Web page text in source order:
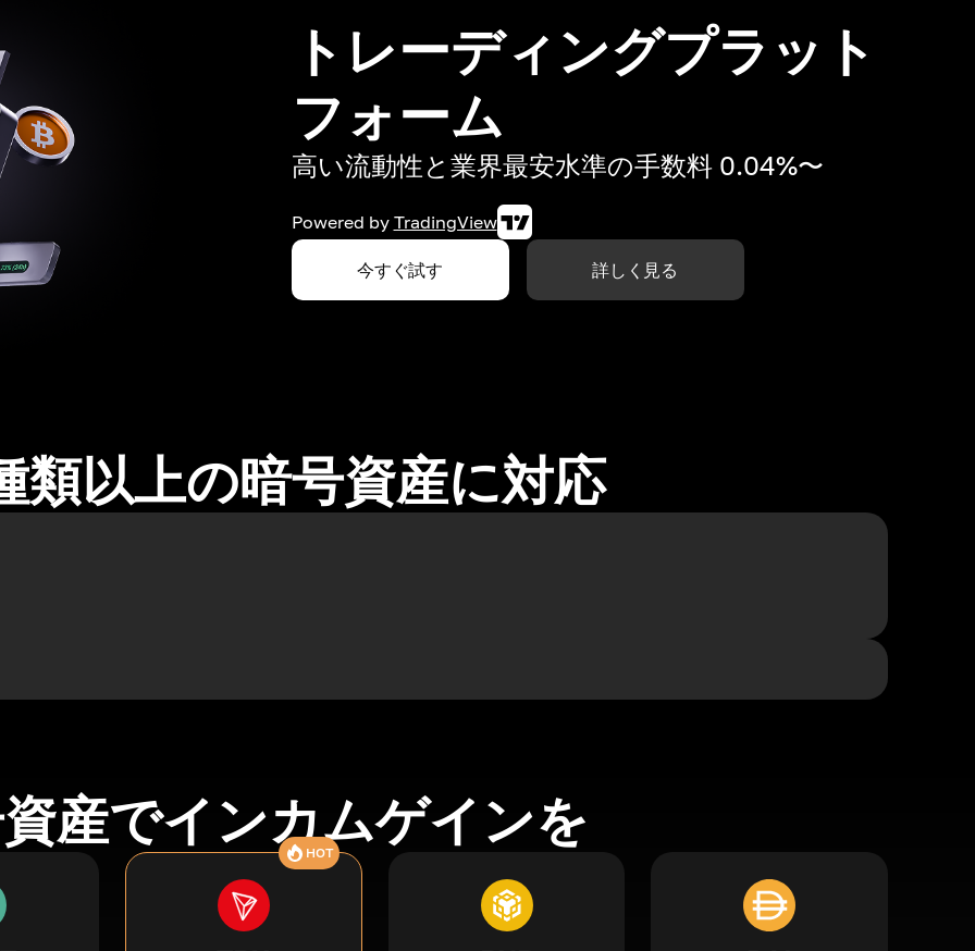
トレーディングプラット
フォーム
高い流動性と業界最安水準の手数料 0.04%〜
Powered by TradingView
今すぐ試す 詳しく見る
類以上の暗号資産に対応
産でインカムゲインを
HOT